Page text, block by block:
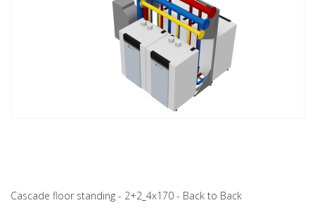
Cascade floor standing - 2+2_4x170 - Back to Back